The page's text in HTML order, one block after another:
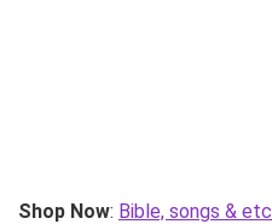
Shop Now: Bible, songs & etc